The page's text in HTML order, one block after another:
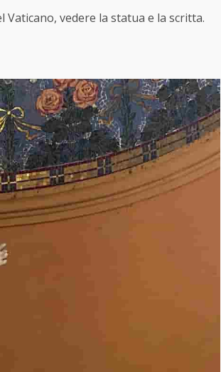
vedere la statua e la scritta.